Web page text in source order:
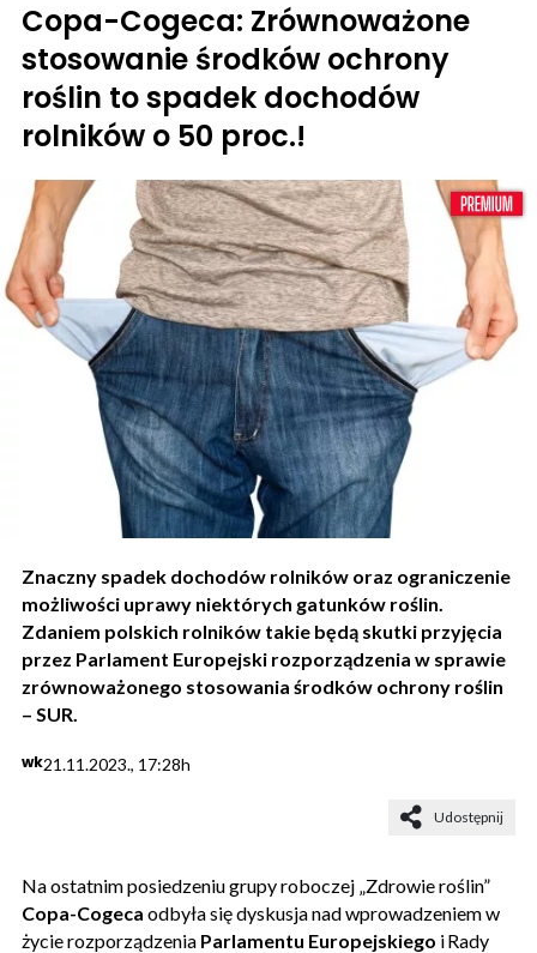
Copa-Cogeca: Zrównoważone
stosowanie środków ochrony
roślin to spadek dochodów
rolników o 50 proc.!
Znaczny spadek dochodów rolników oraz ograniczenie
możliwości uprawy niektórych gatunków roślin.
Zdaniem polskich rolników takie będą skutki przyjęcia
przez Parlament Europejski rozporządzenia w sprawie
zrównoważonego stosowania środków ochrony roślin
– SUR.
wk21.11.2023., 17:28h
Udostępnij
Na ostatnim posiedzeniu grupy roboczej „Zdrowie roślin”
Copa-Cogeca odbyła się dyskusja nad wprowadzeniem w
życie rozporządzenia Parlamentu Europejskiego i Rady